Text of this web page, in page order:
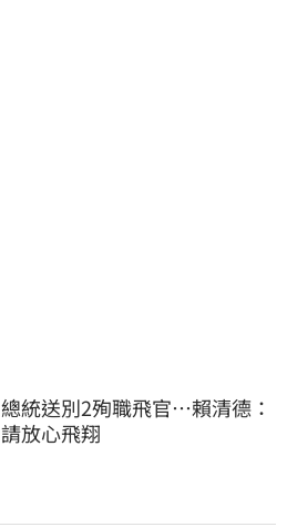
總統送別2殉職飛官…賴清德：
請放心飛翔